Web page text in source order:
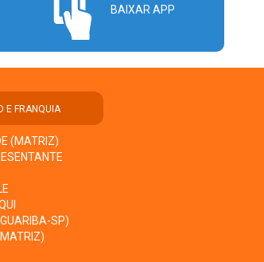
BAIXAR APP
E FRANQUIA
(MATRIZ)
SP)